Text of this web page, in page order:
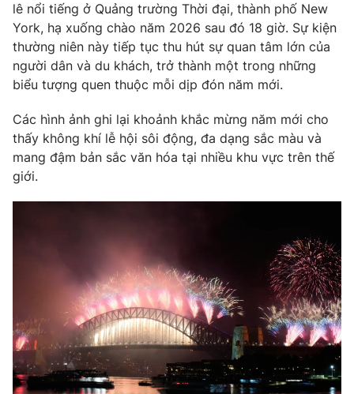
Góc doanh nghiệp
Truyền hình
Phim VTV
Hậu trường
Khán giả
Giải sao mai
Giải trí
Điện ảnh
Âm nhạc
Sao
Du lịch
Làm đẹp
Chất lượng cuộc sống
Giáo dục
Tuyển sinh
Thị trường
Tư vấn
Giao lưu trực tuyến
Lịch phát sóng
Chuyên mục khác
Emagazine Podcast
lê nổi tiếng ở Quảng trường Thời đại, thành phố New
York, hạ xuống chào năm 2026 sau đó 18 giờ. Sự kiện
thường niên này tiếp tục thu hút sự quan tâm lớn của
người dân và du khách, trở thành một trong những
biểu tượng quen thuộc mỗi dịp đón năm mới.
Các hình ảnh ghi lại khoảnh khắc mừng năm mới cho
thấy không khí lễ hội sôi động, đa dạng sắc màu và
mang đậm bản sắc văn hóa tại nhiều khu vực trên thế
giới.